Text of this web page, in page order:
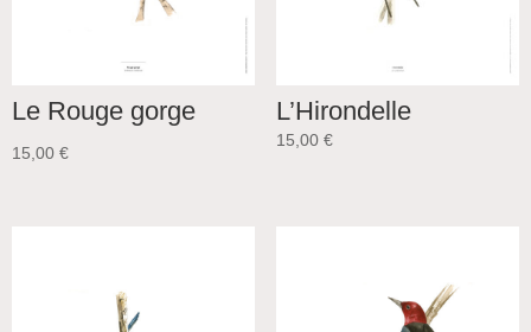
Le Rouge gorge
15,00 €
L’Hirondelle
15,00 €